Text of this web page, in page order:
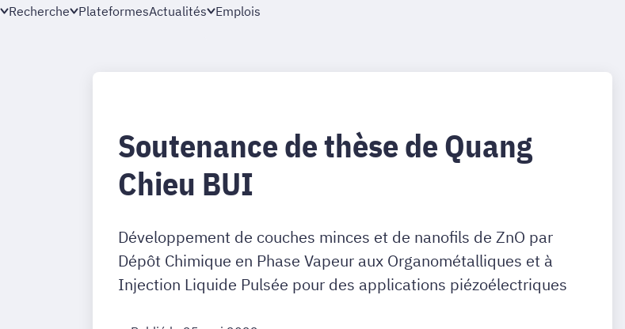
Recherche PlateformesActualités Emplois
Soutenance de thèse de Quang
Chieu BUI
Développement de couches minces et de nanofils de ZnO par
Dépôt Chimique en Phase Vapeur aux Organométalliques et à
Injection Liquide Pulsée pour des applications piézoélectriques